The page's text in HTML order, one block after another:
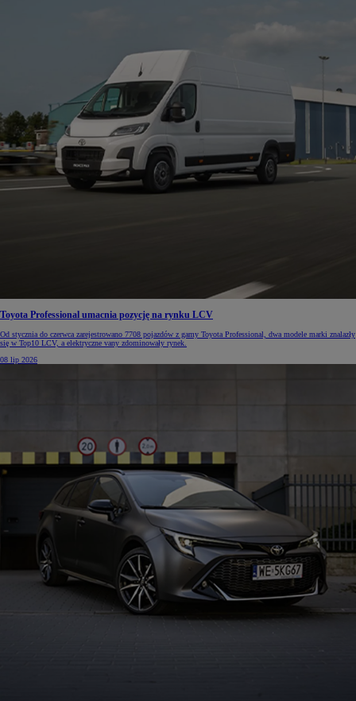
Toyota Professional umacnia pozycję na rynku LCV
Od stycznia do czerwca zarejestrowano 7708 pojazdów z gamy Toyota Professional, dwa modele marki znalazły
się w Top10 LCV, a elektryczne vany zdominowały rynek.
08 lip 2026